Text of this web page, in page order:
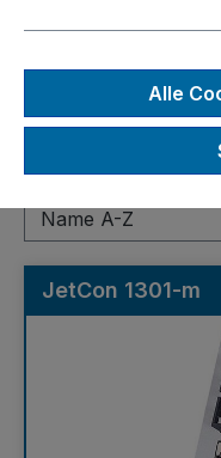
JetCon 1301-m
Alle